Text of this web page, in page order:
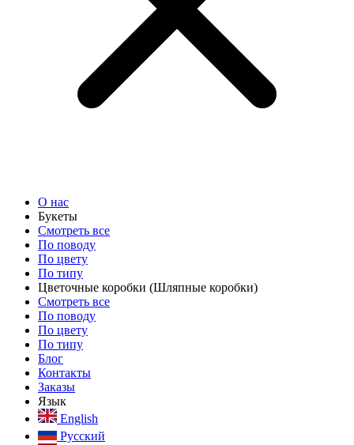
О нас
Букеты
Смотреть все
По поводу
По цвету
По типу
Цветочные коробки (Шляпные коробки)
Смотреть все
По поводу
По цвету
По типу
Блог
Контакты
Заказы
Язык
English
Русский